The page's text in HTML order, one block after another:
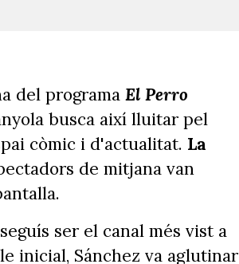
del programa El Perro
busca així lluitar pel
còmic i d'actualitat. La
de mitjana van
ser el canal més vist a
inicial, Sánchez va aglutinar